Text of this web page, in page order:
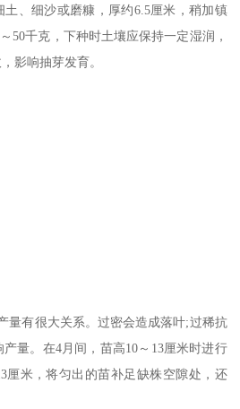
土、细沙或磨糠，厚约6.5厘米，稍加镇
50千克，下种时土壤应保持一定湿润，
影响抽芽发育。
量有很大关系。过密会造成落叶;过稀抗
量。在4月间，苗高10～13厘米时进行
厘米，将匀出的苗补足缺株空隙处，还